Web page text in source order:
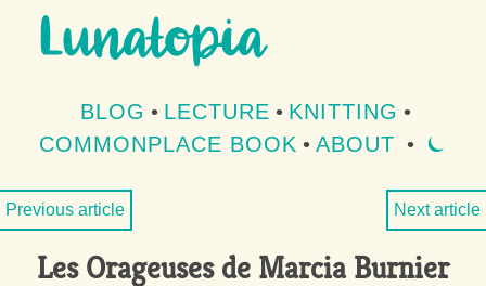
Aller au contenu
Aller au menu
BLOG • LECTURE • KNITTING •
COMMONPLACE BOOK • ABOUT • ⏾
Previous article Next article
Les Orageuses de Marcia Burnier